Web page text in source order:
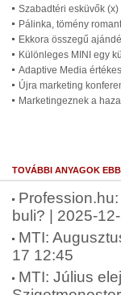
Szabadtéri esküvők (x)
Pálinka, tömény
Ekkora összegű
Különleges MINI egy
Adaptive Media
Újra marketing
Marketingeznek a
TOVÁBBI ANYAGOK
buli? | 2025-
MTI:
17 12:45
MTI: Július